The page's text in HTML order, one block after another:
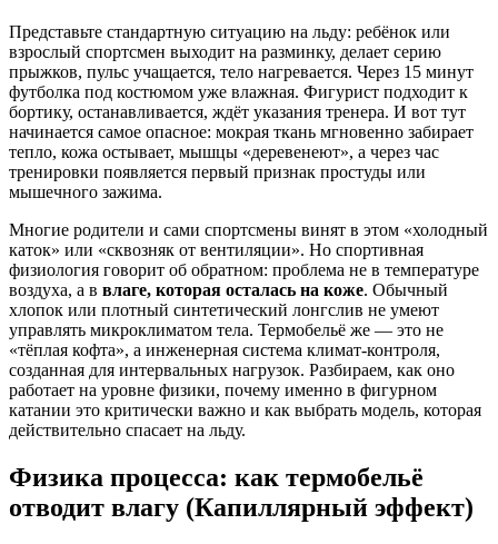
Представьте стандартную ситуацию на льду: ребёнок или
взрослый спортсмен выходит на разминку, делает серию
прыжков, пульс учащается, тело нагревается. Через 15 минут
футболка под костюмом уже влажная. Фигурист подходит к
бортику, останавливается, ждёт указания тренера. И вот тут
начинается самое опасное: мокрая ткань мгновенно забирает
тепло, кожа остывает, мышцы «деревенеют», а через час
тренировки появляется первый признак простуды или
мышечного зажима.
Многие родители и сами спортсмены винят в этом «холодный
каток» или «сквозняк от вентиляции». Но спортивная
физиология говорит об обратном: проблема не в температуре
воздуха, а в влаге, которая осталась на коже. Обычный
хлопок или плотный синтетический лонгслив не умеют
управлять микроклиматом тела. Термобельё же — это не
«тёплая кофта», а инженерная система климат-контроля,
созданная для интервальных нагрузок. Разбираем, как оно
работает на уровне физики, почему именно в фигурном
катании это критически важно и как выбрать модель, которая
действительно спасает на льду.
Физика процесса: как термобельё
отводит влагу (Капиллярный эффект)